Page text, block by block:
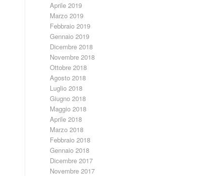
Aprile 2019
Marzo 2019
Febbraio 2019
Gennaio 2019
Dicembre 2018
Novembre 2018
Ottobre 2018
Agosto 2018
Luglio 2018
Giugno 2018
Maggio 2018
Aprile 2018
Marzo 2018
Febbraio 2018
Gennaio 2018
Dicembre 2017
Novembre 2017